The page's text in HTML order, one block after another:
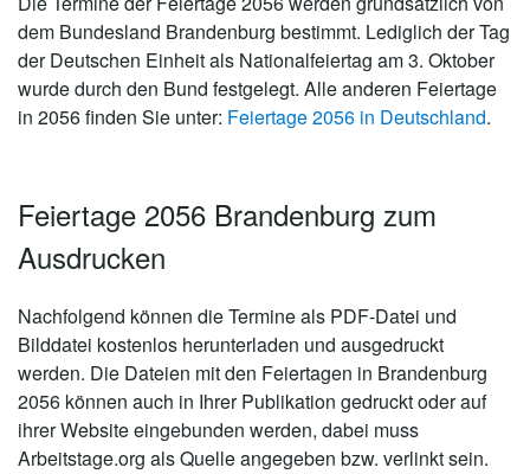
dem Bundesland Brandenburg bestimmt. Lediglich der Tag
der Deutschen Einheit als Nationalfeiertag am 3. Oktober
wurde durch den Bund festgelegt. Alle anderen Feiertage
in 2056 finden Sie unter: Feiertage 2056 in Deutschland.
Feiertage 2056 Brandenburg zum
Ausdrucken
Nachfolgend können die Termine als PDF-Datei und
Bilddatei kostenlos herunterladen und ausgedruckt
werden. Die Dateien mit den Feiertagen in Brandenburg
2056 können auch in Ihrer Publikation gedruckt oder auf
ihrer Website eingebunden werden, dabei muss
Arbeitstage.org als Quelle angegeben bzw. verlinkt sein.